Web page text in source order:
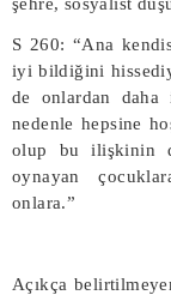
S 260: “Ana
iyi bildiğini
de onlardan
nedenle hepsine
olup bu ilişkinin
oynayan
onlara.”
Açıkça